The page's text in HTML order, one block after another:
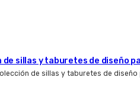
de sillas y taburetes de diseño
de sillas y taburetes de